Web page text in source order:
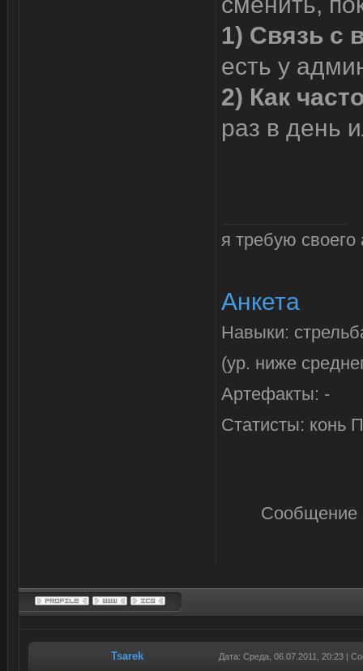
1) Связь с
есть у
2) Как
раз в день
я требую своего
Анкета
Навыки:
(ур. ниже
Артефакты: -
Статисты: конь
Сообщение
Tsarek Дата: Среда, 06.07.2011, 20:23 |